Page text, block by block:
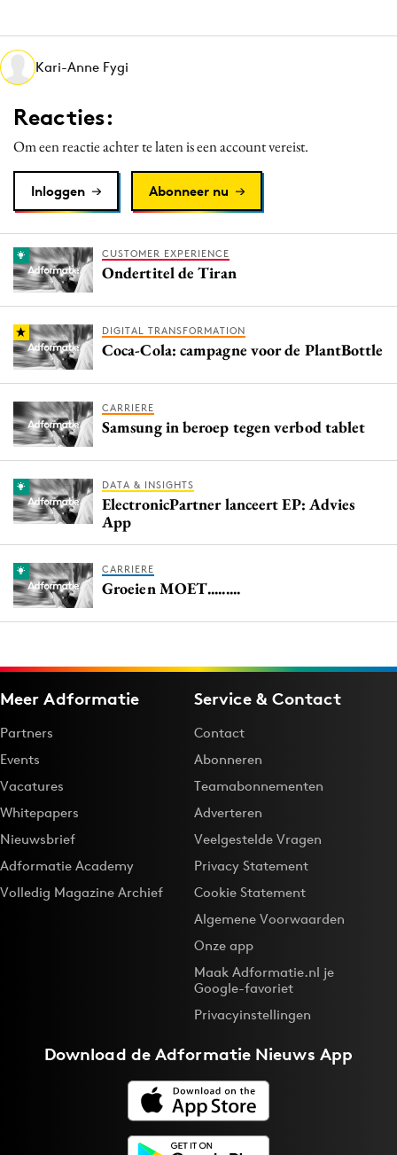
Kari-Anne Fygi
Reacties:
Om een reactie achter te laten is een account vereist.
Inloggen Abonneer nu
CUSTOMER EXPERIENCE
Ondertitel de Tiran
DIGITAL TRANSFORMATION
Coca-Cola: campagne voor de PlantBottle
CARRIERE
Samsung in beroep tegen verbod tablet
DATA & INSIGHTS
ElectronicPartner lanceert EP: Advies
App
CARRIERE
Groeien MOET.........
Meer Adformatie
Partners
Events
Vacatures
Whitepapers
Nieuwsbrief
Adformatie Academy
Volledig Magazine Archief
Service & Contact
Contact
Abonneren
Teamabonnementen
Adverteren
Veelgestelde Vragen
Privacy Statement
Cookie Statement
Algemene Voorwaarden
Onze app
Maak Adformatie.nl je
Google-favoriet
Privacyinstellingen
Download deAdformatie Nieuws App